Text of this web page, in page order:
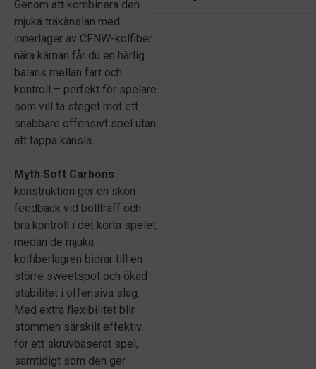
Genom att kombinera den
mjuka träkänslan med
innerlager av CFNW-kolfiber
nära kärnan får du en härlig
balans mellan fart och
kontroll – perfekt för spelare
som vill ta steget mot ett
snabbare offensivt spel utan
att tappa känsla.
Myth Soft Carbons
konstruktion ger en skön
feedback vid bollträff och
bra kontroll i det korta spelet,
medan de mjuka
kolfiberlagren bidrar till en
större sweetspot och ökad
stabilitet i offensiva slag.
Med extra flexibilitet blir
stommen särskilt effektiv
för ett skruvbaserat spel,
samtidigt som den ger